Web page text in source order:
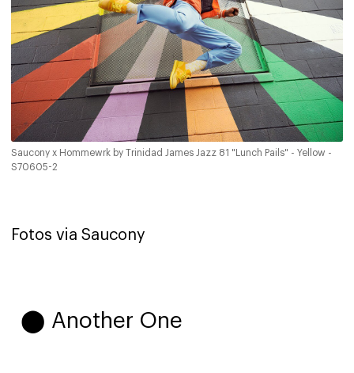
Saucony x Hommewrk by Trinidad James Jazz 81 "Lunch Pails" - Yellow -
S70605-2
Fotos via Saucony
⬤ Another One